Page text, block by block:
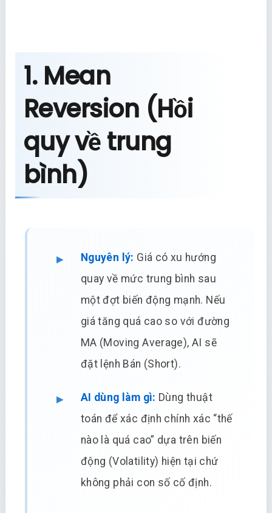
1. Mean
Reversion (Hồi
quy về trung
bình)
Nguyên lý: Giá có xu hướng
quay về mức trung bình sau
một đợt biến động mạnh. Nếu
giá tăng quá cao so với đường
MA (Moving Average), AI sẽ
đặt lệnh Bán (Short).
AI dùng làm gì: Dùng thuật
toán để xác định chính xác “thế
nào là quá cao” dựa trên biến
động (Volatility) hiện tại chứ
không phải con số cố định.